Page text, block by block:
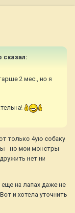
сказал:
2 мес., но я
только 4ую собаку
- но мои монстры
нет ни
на лапах даже не
и хотела уточнить